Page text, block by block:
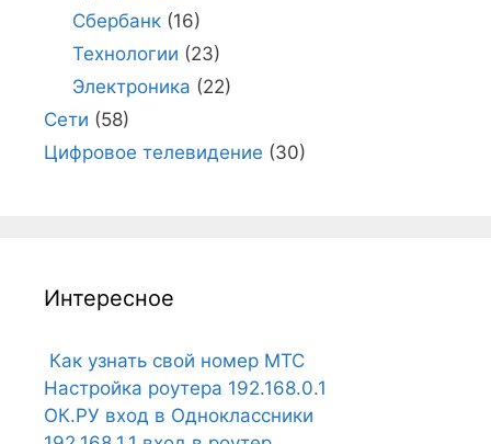
Сбербанк(16)
Технологии (23)
Электроника (22)
Сети (58)
Цифровое телевидение (30)
Интересное
Как узнать свой номер МТС
Настройка роутера 192.168.0.1
ОК.РУ вход в Одноклассники